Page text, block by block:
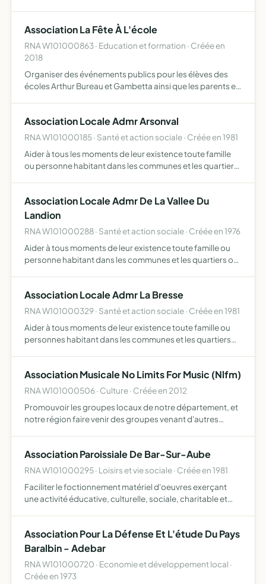
Association La Fête À L'école
RNA W101000863 · Education et formation · Créée en
2018
Organiser des événements publics pour les élèves des
écoles Arthur Bureau et Gambetta ainsi que les parents et
suivants…
Association Locale Admr Arsonval
RNA W101000185 · Santé et action sociale · Créée en 1981
Aider à tous les moments de leur existence toute famille
ou personne habitant dans les communes et les quartiers
Association Locale Admr De La Vallee Du
Landion
RNA W101000288 · Santé et action sociale · Créée en 1976
Aider à tous moments de leur existence toute famille ou
personne habitant dans les communes et les quartiers où
Association Locale Admr La Bresse
RNA W101000329 · Santé et action sociale · Créée en 1981
Aider à tous moments de leur existence toute famille ou
personnes habitant dans les communes et les quartiers
branc…
Association Musicale No Limits For Music (Nlfm)
RNA W101000506 · Culture · Créée en 2012
Promouvoir les groupes locaux de notre département, et
notre région faire venir des groupes venant d'autres
Association Paroissiale De Bar-Sur-Aube
RNA W101000295 · Loisirs et vie sociale · Créée en 1981
Faciliter le foctionnement matériel d'oeuvres exerçant
une activité éducative, culturelle, sociale, charitable et
Association Pour La Défense Et L'étude Du Pays
Baralbin - Adebar
RNA W101000720 · Economie et développement local ·
Créée en 1973